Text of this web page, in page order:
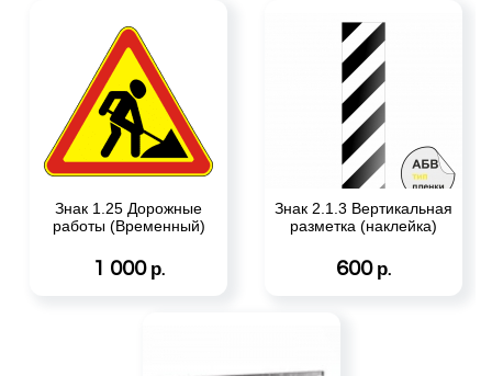
Знак 1.25 Дорожные
работы (Временный)
1 000 р.
Знак 2.1.3 Вертикальная
разметка (наклейка)
600 р.